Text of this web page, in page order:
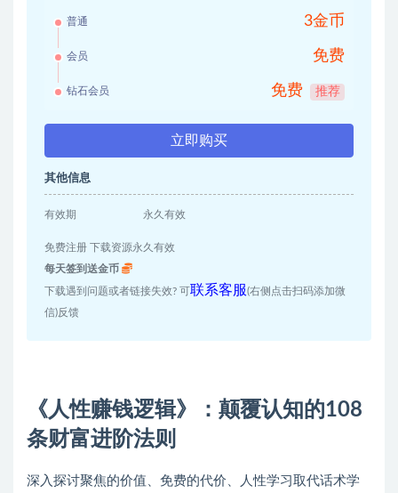
普通 3金币
会员 免费
钻石会员 免费 推荐
立即购买
其他信息
有效期 永久有效
免费注册 下载资源永久有效
每天签到送金币
下载遇到问题或者链接失效? 可联系客服(右侧点击扫码添加微
信)反馈
《人性赚钱逻辑》：颠覆认知的108
条财富进阶法则
深入探讨聚焦的价值、免费的代价、人性学习取代话术学